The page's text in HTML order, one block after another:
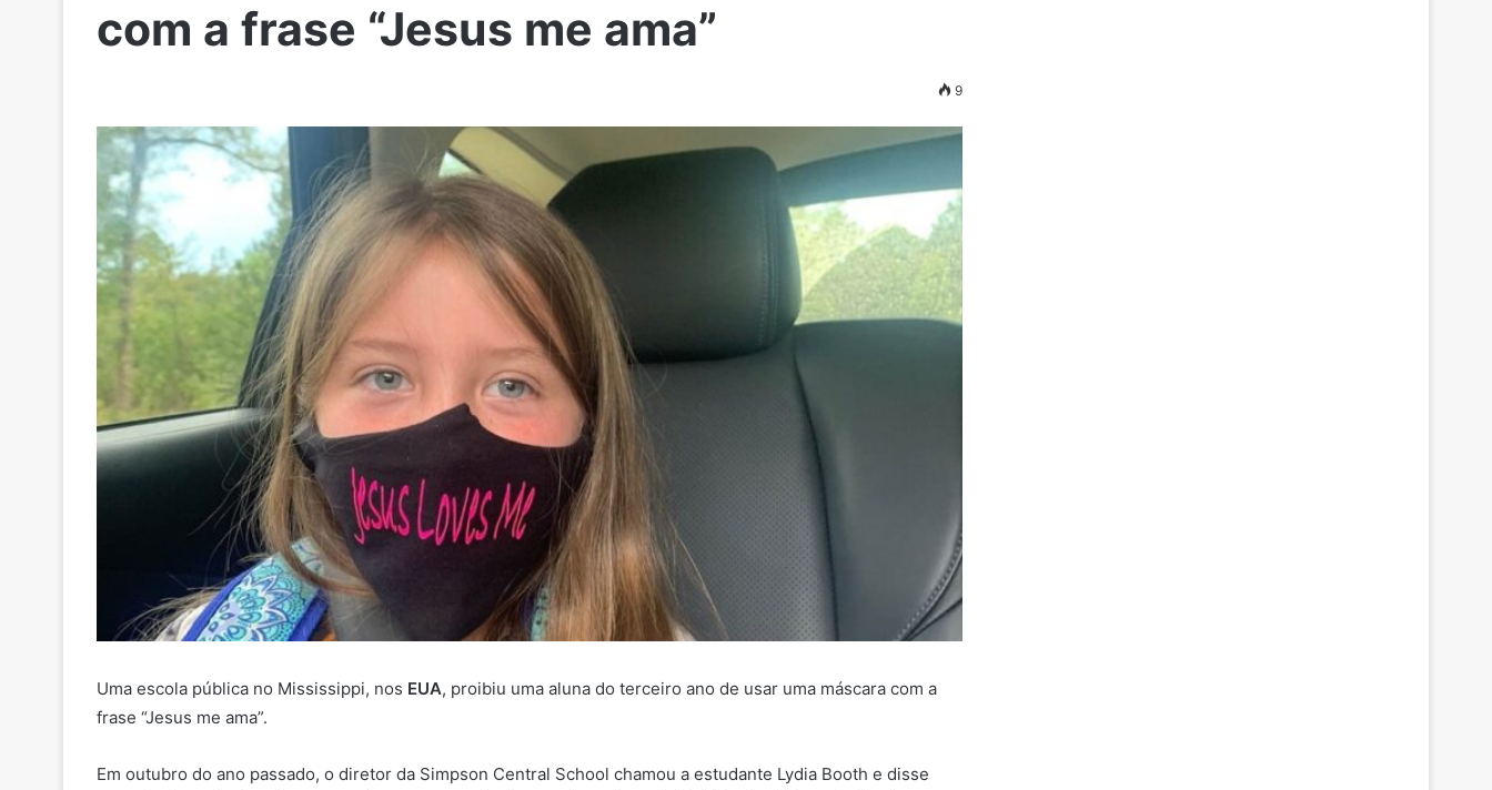
com a frase “Jesus me ama”
9
Uma escola pública no Mississippi, nos EUA, proibiu uma aluna do terceiro ano de usar uma máscara com a
frase “Jesus me ama”.
Em outubro do ano passado, o diretor da Simpson Central School chamou a estudante Lydia Booth e disse